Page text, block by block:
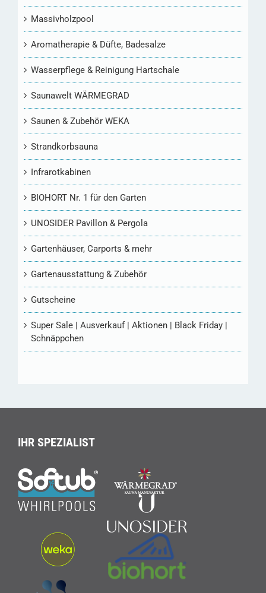
Massivholzpool
Aromatherapie & Düfte, Badesalze
Wasserpflege & Reinigung Hartschale
Saunawelt WÄRMEGRAD
Saunen & Zubehör WEKA
Strandkorbsauna
Infrarotkabinen
BIOHORT Nr. 1 für den Garten
UNOSIDER Pavillon & Pergola
Gartenhäuser, Carports & mehr
Gartenausstattung & Zubehör
Gutscheine
Super Sale | Ausverkauf | Aktionen | Black Friday |
Schnäppchen
IHR SPEZIALIST